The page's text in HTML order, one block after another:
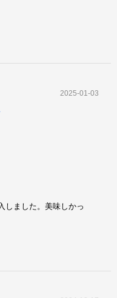
2025-01-03
しました。美味しかっ